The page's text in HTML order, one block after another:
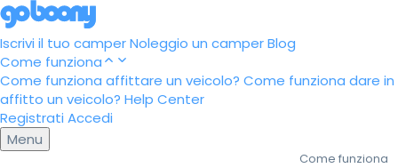
Iscrivi il tuo camperNoleggio un camperBlog
Come funziona
Come funziona affittare un veicolo? Come funziona dare in
affitto un veicolo? Help Center
Registrati Accedi
Menu
Come funziona